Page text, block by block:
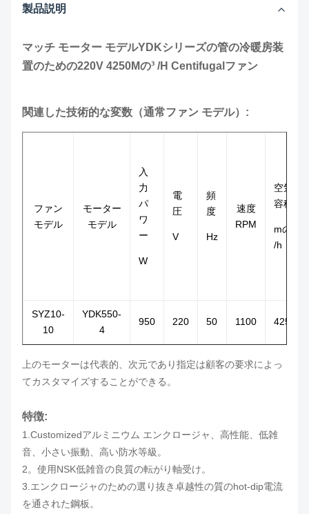
製品説明
マッチ モーター モデルYDKシリーズの管の冷暖房装
置のための220V 4250Mの³ /H Centifugalファン
関連した技術的な変数（通常ファン モデル）:
ファン
モデル
モーター
モデル
入
力
パ
ワ
ー
W
電
圧
V
頻
度
Hz
速度
RPM
空気
容積
mの³
/h
SYZ10-
10
YDK550-
4
950 220 50 1100 4250
上のモーターは代表的、次元であり指定は顧客の要求によっ
てカスタマイズすることができる。
特徴:
1.Customizedアルミニウム エンクロージャ、高性能、低雑
音、小さい振動、高い防水等級。
2。使用NSK低雑音の良質の転がり軸受け。
3.エンクロージャのための選り抜き卓越性の質のhot-dip電流
を通された鋼板。